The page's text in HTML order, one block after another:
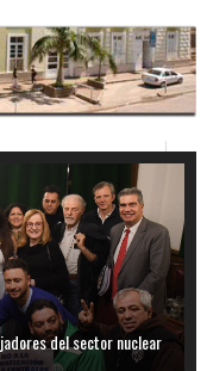
del sector nuclear